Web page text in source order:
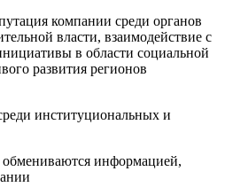
компании среди органов
власти, взаимодействие с
в области социальной
развития регионов
институциональных и
информацией,